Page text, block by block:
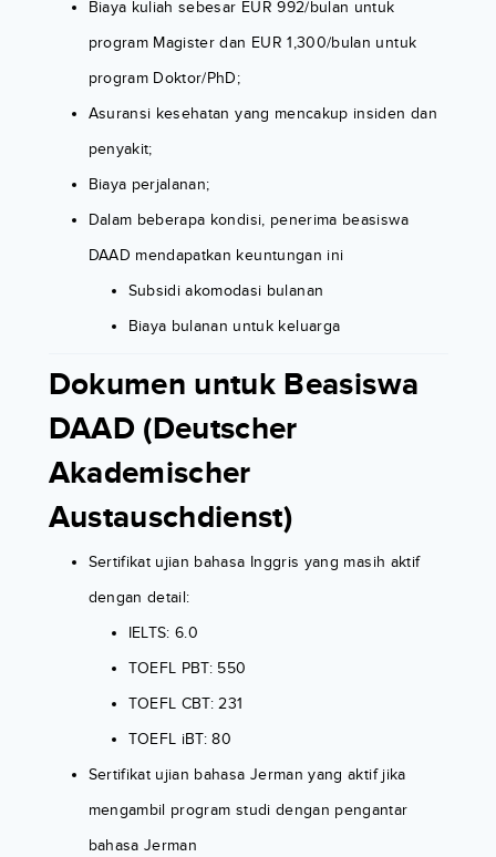
Biaya kuliah sebesar EUR 992/bulan untuk
program Magister dan EUR 1,300/bulan untuk
program Doktor/PhD;
Asuransi kesehatan yang mencakup insiden dan
penyakit;
Biaya perjalanan;
Dalam beberapa kondisi, penerima beasiswa
DAAD mendapatkan keuntungan ini
Subsidi akomodasi bulanan
Biaya bulanan untuk keluarga
Dokumen untuk Beasiswa
DAAD (Deutscher
Akademischer
Austauschdienst)
Sertifikat ujian bahasa Inggris yang masih aktif
dengan detail:
IELTS: 6.0
TOEFL PBT: 550
TOEFL CBT: 231
TOEFL iBT: 80
Sertifikat ujian bahasa Jerman yang aktif jika
mengambil program studi dengan pengantar
bahasa Jerman